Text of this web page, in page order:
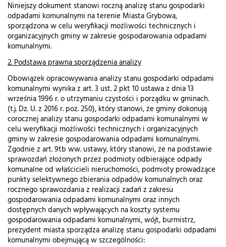
Niniejszy dokument stanowi roczną analizę stanu gospodarki
odpadami komunalnymi na terenie Miasta Grybowa,
sporządzona w celu weryfikacji możliwości technicznych i
organizacyjnych gminy w zakresie gospodarowania odpadami
komunalnymi.
2. Podstawa prawna sporządzenia analizy
Obowiązek opracowywania analizy stanu gospodarki odpadami
komunalnymi wynika z art. 3 ust. 2 pkt 10 ustawa z dnia 13
września 1996 r. o utrzymaniu czystości i porządku w gminach.
(t.j. Dz. U. z 2016 r. poz. 250), który stanowi, że gminy dokonują
corocznej analizy stanu gospodarki odpadami komunalnymi w
celu weryfikacji możliwości technicznych i organizacyjnych
gminy w zakresie gospodarowania odpadami komunalnymi.
Zgodnie z art. 9tb ww. ustawy, który stanowi, że na podstawie
sprawozdań złożonych przez podmioty odbierające odpady
komunalne od właścicieli nieruchomości, podmioty prowadzące
punkty selektywnego zbierania odpadów komunalnych oraz
rocznego sprawozdania z realizacji zadań z zakresu
gospodarowania odpadami komunalnymi oraz innych
dostępnych danych wpływających na koszty systemu
gospodarowania odpadami komunalnymi, wójt, burmistrz,
prezydent miasta sporządza analizę stanu gospodarki odpadami
komunalnymi obejmującą w szczególności: